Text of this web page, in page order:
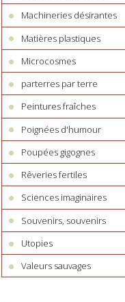
Machineries désirantes
Matières plastiques
Microcosmes
parterres par terre
Peintures fraîches
Poignées d'humour
Poupées gigognes
Rêveries fertiles
Sciences imaginaires
Souvenirs, souvenirs
Utopies
Valeurs sauvages